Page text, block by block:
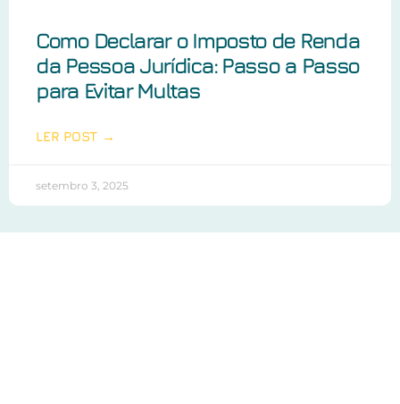
Como Declarar o Imposto de Renda
da Pessoa Jurídica: Passo a Passo
para Evitar Multas
LER POST →
setembro 3, 2025